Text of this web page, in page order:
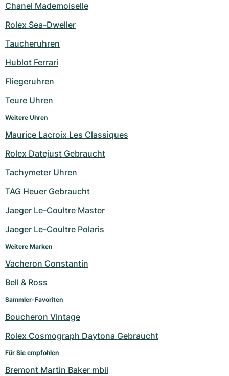
Chanel Mademoiselle
Rolex Sea-Dweller
Taucheruhren
Hublot Ferrari
Fliegeruhren
Teure Uhren
Weitere Uhren
Maurice Lacroix Les Classiques
Rolex Datejust Gebraucht
Tachymeter Uhren
TAG Heuer Gebraucht
Jaeger Le-Coultre Master
Jaeger Le-Coultre Polaris
Weitere Marken
Vacheron Constantin
Bell & Ross
Sammler-Favoriten
Boucheron Vintage
Rolex Cosmograph Daytona Gebraucht
Für Sie empfohlen
Bremont Martin Baker mbii